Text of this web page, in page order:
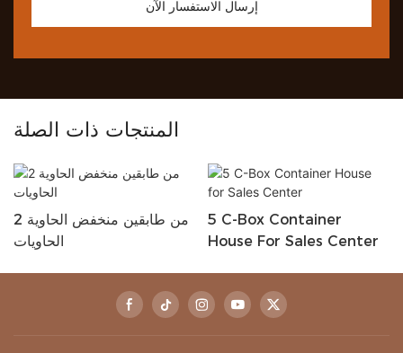
إرسال الاستفسار الآن
المنتجات ذات الصلة
2 من طابقين منخفض الحاوية
الحاويات
5 C-Box Container
House For Sales Center